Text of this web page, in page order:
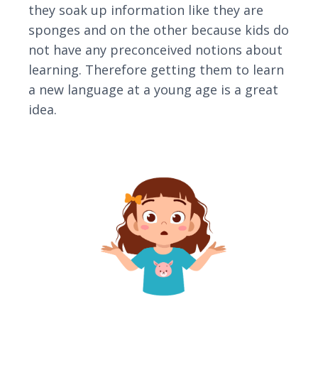
they soak up information like they are
sponges and on the other because kids do
not have any preconceived notions about
learning. Therefore getting them to learn
a new language at a young age is a great
idea.